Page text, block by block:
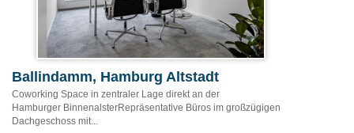
Ballindamm, Hamburg Altstadt
Coworking Space in zentraler Lage direkt an der
Hamburger BinnenalsterRepräsentative Büros im großzügigen
Dachgeschoss mit...